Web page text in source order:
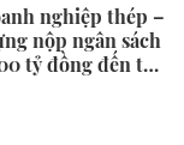
nghiệp thép –
nộp ngân sách
tỷ đồng đến từ